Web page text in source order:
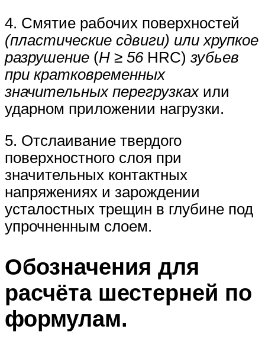
4. Смятие рабочих поверхностей
(пластические сдвиги) или хрупкое
разрушение (Н ≥ 56HRC) зубьев
при кратковременных
значительных перегрузкахили
ударном приложении нагрузки.
5. Отслаивание твердого
поверхностного слоя при
значительных контактных
напряжениях и зарождении
усталостных трещин в глубине под
упрочненным слоем.
Обозначения для
расчёта шестерней по
формулам.